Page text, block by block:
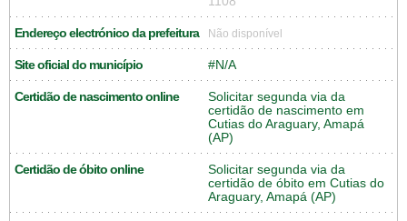
Endereço electrónico da prefeitura Não disponível
Site oficial do município #N/A
Certidão de nascimento online
Solicitar segunda via da
certidão de nascimento em
Cutias do Araguary, Amapá
(AP)
Certidão de óbito online
Solicitar segunda via da
certidão de óbito em Cutias do
Araguary, Amapá (AP)